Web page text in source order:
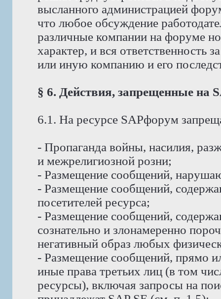
высланного администрацией
что любое обсуждение
различные компании на форуме
характер, и вся ответственность
или иную компанию и его
§ 6. Действия, запрещенные на
6.1. На ресурсе SAPфорум
- Пропаганда войны, насилия,
и межрелигиозной розни;
- Размещение сообщений,
- Размещение сообщений,
посетителей ресурса;
- Размещение сообщений,
сознательно и злонамеренно
негативный образ любых
- Размещение сообщений, прямо
иные права третьих лиц (в том
ресурсы), включая запросы на